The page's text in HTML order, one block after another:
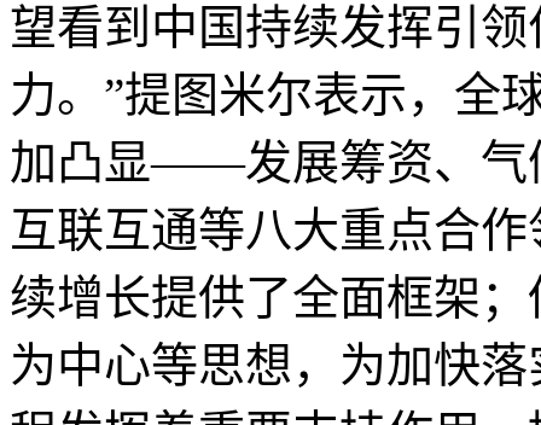
望看到中国持续发挥引
力。”提图米尔表示，全
加凸显——发展筹资、气
互联互通等八大重点合
续增长提供了全面框架
为中心等思想，为加快